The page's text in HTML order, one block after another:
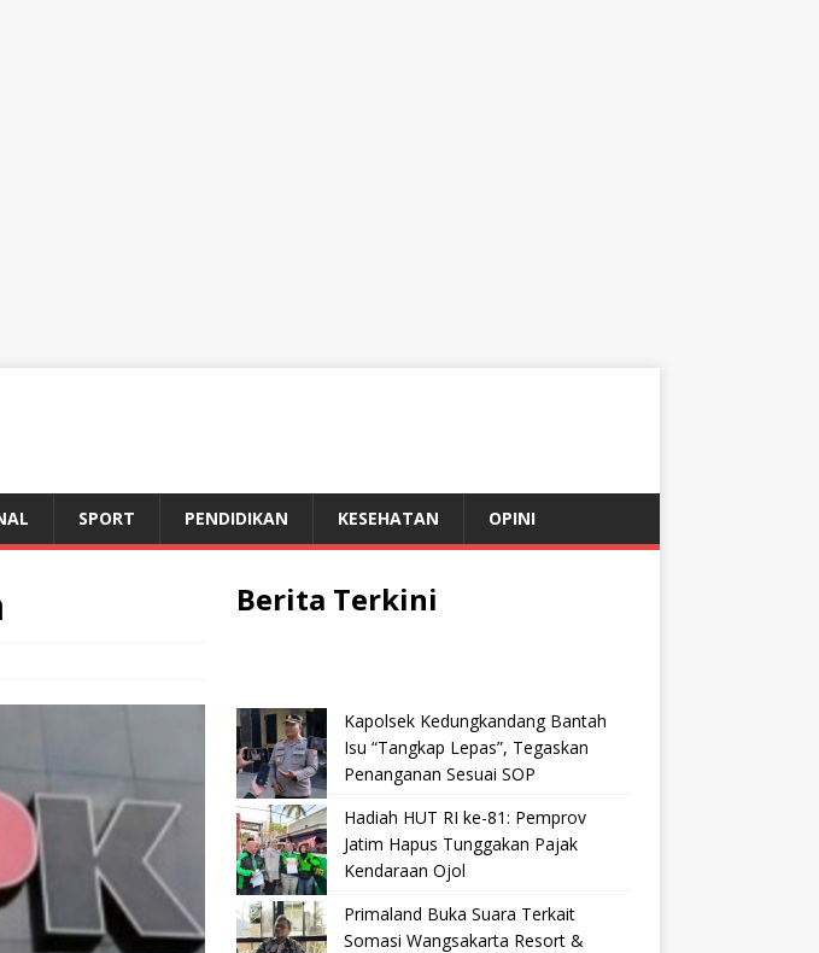
SPORT PENDIDIKAN KESEHATAN OPINI
Berita Terkini
Kapolsek Kedungkandang Bantah
Isu “Tangkap Lepas”, Tegaskan
Penanganan Sesuai SOP
Hadiah HUT RI ke-81: Pemprov
Jatim Hapus Tunggakan Pajak
Kendaraan Ojol
Primaland Buka Suara Terkait
Somasi Wangsakarta Resort &